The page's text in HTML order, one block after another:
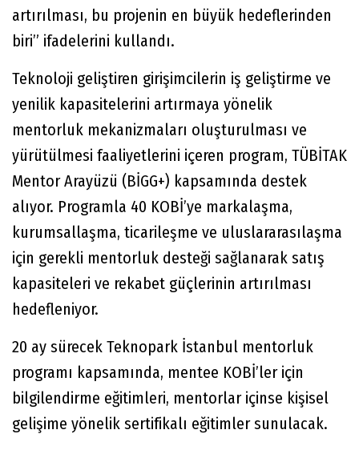
artırılması, bu projenin en büyük hedeflerinden
biri” ifadelerini kullandı.
Teknoloji geliştiren girişimcilerin iş geliştirme ve
yenilik kapasitelerini artırmaya yönelik
mentorluk mekanizmaları oluşturulması ve
yürütülmesi faaliyetlerini içeren program, TÜBİTAK
Mentor Arayüzü (BİGG+) kapsamında destek
alıyor. Programla 40 KOBİ’ye markalaşma,
kurumsallaşma, ticarileşme ve uluslararasılaşma
için gerekli mentorluk desteği sağlanarak satış
kapasiteleri ve rekabet güçlerinin artırılması
hedefleniyor.
20 ay sürecek Teknopark İstanbul mentorluk
programı kapsamında, mentee KOBİ’ler için
bilgilendirme eğitimleri, mentorlar içinse kişisel
gelişime yönelik sertifikalı eğitimler sunulacak.